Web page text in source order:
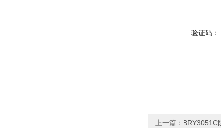
验证码：
上一篇： BRY3051C